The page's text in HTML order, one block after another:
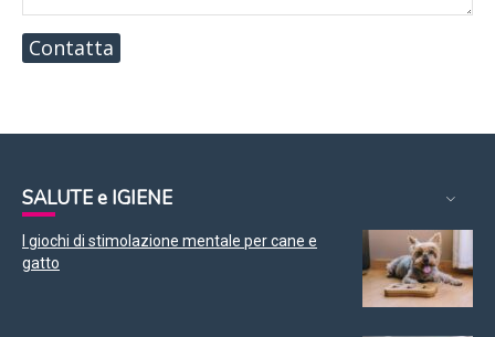
Contatta
SALUTE e IGIENE
I giochi di stimolazione mentale per cane e
gatto